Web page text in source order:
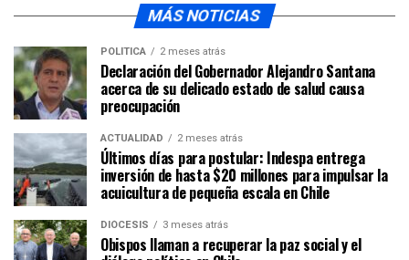
MÁS NOTICIAS
POLÍTICA 2 meses atrás
Declaración del Gobernador Alejandro Santana
acerca de su delicado estado de salud causa
preocupación
ACTUALIDAD 2 meses atrás
Últimos días para postular: Indespa entrega
inversión de hasta $20 millones para impulsar la
acuicultura de pequeña escala en Chile
DIÓCESIS 3 meses atrás
Obispos llaman a recuperar la paz social y el